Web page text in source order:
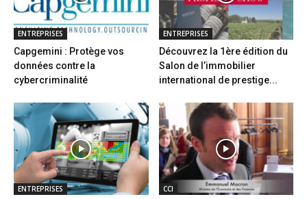
ENTREPRISES
Capgemini : Protège vos
données contre la
cybercriminalité
ENTREPRISES
Découvrez la 1ère édition du
Salon de l’immobilier
international de prestige...
ENTREPRISES CCI